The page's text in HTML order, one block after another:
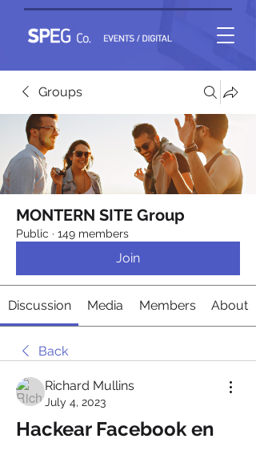
Groups
MONTERN SITE Group
Public · 149 members
Join
Discussion Media Members About
Back
Richard Mullins
July 4, 2023
Hackear Facebook en